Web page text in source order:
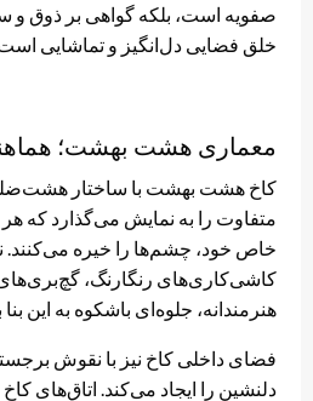
صفویه است، بلکه گواهی بر ذوق و
خلق فضایی دل‌انگیز و تماشایی
معماری هشت بهشت؛
کاخ هشت بهشت با ساختار
متفاوت را به نمایش می‌گذارد که هر
خاص خود، چشم‌ها را خیره می‌کنند.
کاشی‌کاری‌های رنگارنگ،
هنرمندانه، جلوه‌ای باشکوه به این
فضای داخلی کاخ نیز با نقوش
دلنشین را ایجاد می‌کند. اتاق‌های